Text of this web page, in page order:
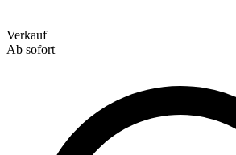
Verkauf
Ab sofort